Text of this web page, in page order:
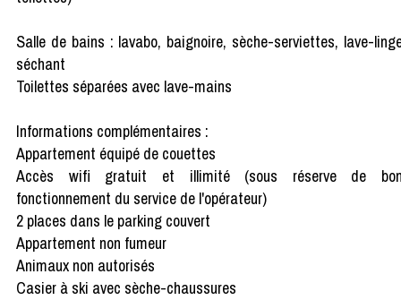
Salle de bains : lavabo, baignoire, sèche-serviettes, lave-
séchant
Toilettes séparées avec lave-mains
Informations complémentaires :
Appartement équipé de couettes
Accès wifi gratuit et illimité (sous réserve de
fonctionnement du service de l'opérateur)
2 places dans le parking couvert
Appartement non fumeur
Animaux non autorisés
Casier à ski avec sèche-chaussures